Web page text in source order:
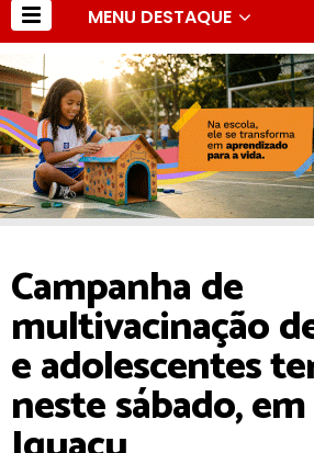
MENU DESTAQUE
Campanha de
multivacinação
e adolescentes
neste sábado,